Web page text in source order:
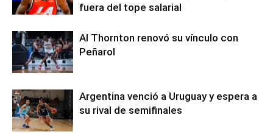
fuera del tope salarial
Al Thornton renovó su vínculo con
Peñarol
Argentina venció a Uruguay y espera a
su rival de semifinales